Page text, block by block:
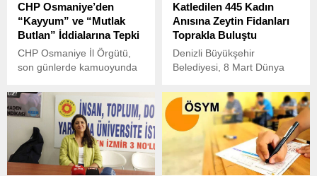
CHP Osmaniye’den
“Kayyum” ve “Mutlak
Butlan” İddialarına Tepki
CHP Osmaniye İl Örgütü,
son günlerde kamuoyunda
tartışmaları ve “mutlak
butlan” gibi hukuki temeli
olmayan iddialara yönelik
sert bir açıklama yayımladı.
Katledilen 445 Kadın
Anısına Zeytin Fidanları
Toprakla Buluştu
Denizli Büyükşehir
Belediyesi, 8 Mart Dünya
kapsamında Aktepe
Mahallesi’nde, 2024 yılında
katledilen 445 kadının
anısına anlamlı bir fidan
dikimi etkinliği düzenledi.